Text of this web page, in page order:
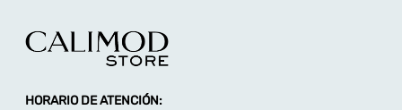
HORARIO DE ATENCIÓN: